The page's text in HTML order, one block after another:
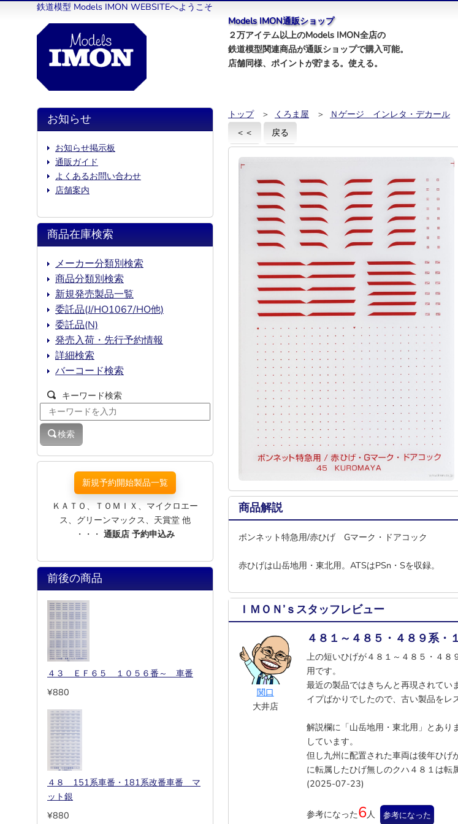
鉄道模型 Models IMON WEBSITEへようこそ
Models IMON通販ショップ
２万アイテム以上のModels IMON全店の
鉄道模型関連商品が通販ショップで購入可能。
店舗同様、ポイントが貯まる。使える。
トップ ＞ くろま屋 ＞ Ｎゲージ インレタ・デカール
＜＜
戻る
商品解説
ボンネット特急用/赤ひげ Gマーク・ドアコック
赤ひげは山岳地用・東北用。ATSはPSn・Sを収録。
ＩＭＯＮ’ｓスタッフレビュー
関口
大井店
４８１～４８５・４８９系・
上の短いひげが４８１～４８５・４
用です。
最近の製品ではきちんと再現されてい
イプばかりでしたので、古い製品をレ
解説欄に「山岳地用・東北用」とあり
しています。
但し九州に配置された車両は後年ひ
に転属したひげ無しのクハ４８１は転
(2025-07-23)
参考になった6人 参考になった
お知らせ
お知らせ掲示板
通販ガイド
よくあるお問い合わせ
店舗案内
商品在庫検索
メーカー分類別検索
商品分類別検索
新規発売製品一覧
委託品(J/HO1067/HO他)
委託品(N)
発売入荷・先行予約情報
詳細検索
バーコード検索
キーワード検索
検索
新規予約開始製品一覧
ＫＡＴＯ、ＴＯＭＩＸ、マイクロエー
ス、グリーンマックス、天賞堂 他
・・・ 通販店 予約申込み
前後の商品
４３ ＥＦ６５ １０５６番～ 車番
¥880
４８ 151系車番・181系改番車番 マ
ット銀
¥880